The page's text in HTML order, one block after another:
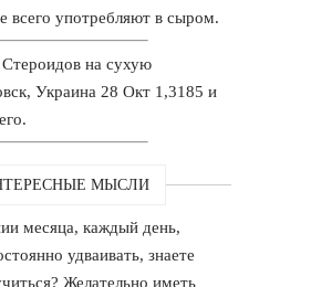
всего употребляют в сыром.
Стероидов на сухую
Украина 28 Окт 1,3185 и
МЫСЛИ
месяца, каждый день,
удваивать, знаете
Желательно иметь